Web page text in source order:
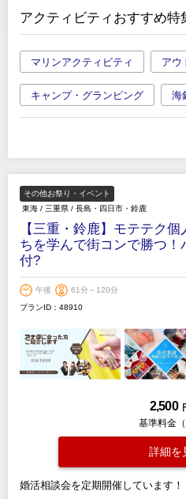
アクティビティおすすめ特
マリンアクティビティ アウ
キャンプ・グランピング 海
その他お祭り・イベント
東海 / 三重県 / 長島・四日市・鈴鹿
【三重・鈴鹿】モテテク
ちを学んで街コンで勝つ
付?
午後
61分～120分
プランID：48910
2,500
基準料金（
詳細を
婚活相談会を定期開催しています！